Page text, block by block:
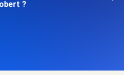
?